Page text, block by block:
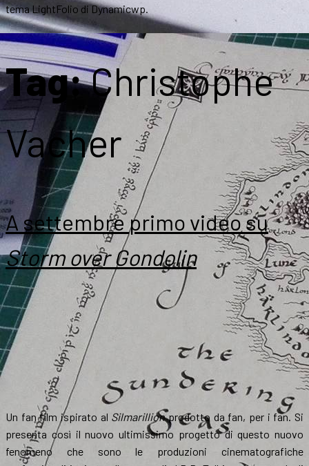
tema LightFolio di Dynamicwp.
Tag:Christophe
Vacher
A settembre primo video su
Storm over Gondolin
Un fan film ispirato al Silmarillionprodotto da fan, per i fan. Si
presenta così il nuovo ultimissimo progetto di questo nuovo
fenomeno che sono le produzioni cinematografiche